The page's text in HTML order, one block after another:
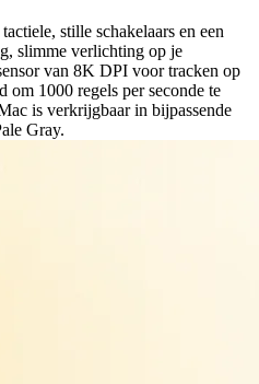
stille schakelaars en een
slimme verlichting op je
van 8K DPI voor tracken op
1000 regels per seconde te
is verkrijgbaar in bijpassende
Gray.